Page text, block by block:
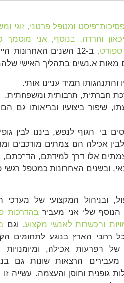
ומטפל פרטני, זוגי
וחרדה. בנוסף, אני מוסמך
, ב-12 השנים האחרונות
מאות א.נשים בתהליך האישי
תמיד עניינו אותי.
חברתית, תרבותית ומשפחתית.
שיפור ביצועיו ובריאותו גם הם
בין הגוף לנפש, ביננו לבין
לבין אכילה הם צמתים מורכבים
אלו דרך למידתם, הדרכתם,
ובשנים האחרונות כמטפל רגשי
ובניהול המקצועי של מערכי
הנוסף שלי אני מעבירבהדרכות
והכשרות לאנשי מקצוע. וגם
רחבי הארץ בנוגע לתחומים
הפרעות אכילה, ומיומנויות
הרצאות שונות גם
גופנית וחוסן והעצמה. עשייה זו